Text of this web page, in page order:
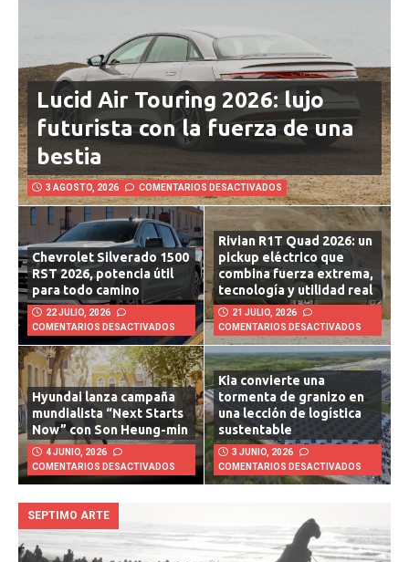
Lucid Air Touring 2026: lujo
futurista con la fuerza de una
bestia
3 AGOSTO, 2026 COMENTARIOS DESACTIVADOS
Chevrolet Silverado 1500
RST 2026, potencia útil
para todo camino
22 JULIO, 2026
COMENTARIOS DESACTIVADOS
Rivian R1T Quad 2026: un
pickup eléctrico que
combina fuerza extrema,
tecnología y utilidad real
21 JULIO, 2026
COMENTARIOS DESACTIVADOS
Hyundai lanza campaña
mundialista “Next Starts
Now” con Son Heung-min
COMENTARIOS DESACTIVADOS
Kia convierte una
tormenta de granizo en
3 JUNIO, 2026
COMENTARIOS DESACTIVADOS